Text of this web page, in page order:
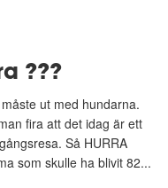
???
ut med hundarna.
fira att det idag är ett
Så HURRA
som skulle ha blivit 82...